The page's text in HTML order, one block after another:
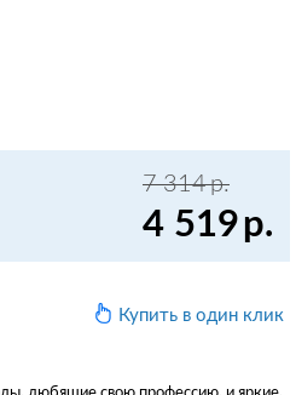
7 314р.
4 519р.
Купить в один клик